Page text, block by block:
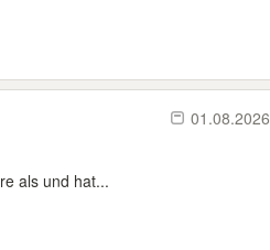
01.08.2026
als und hat...